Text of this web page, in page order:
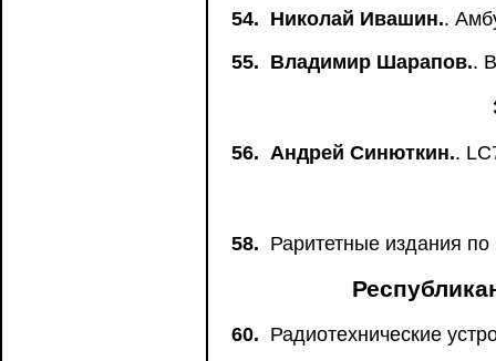
54. Николай Ивашин..
55. Владимир Шарапов..
56. Андрей Синюткин..
58. Раритетные издания
60. Радиотехнические